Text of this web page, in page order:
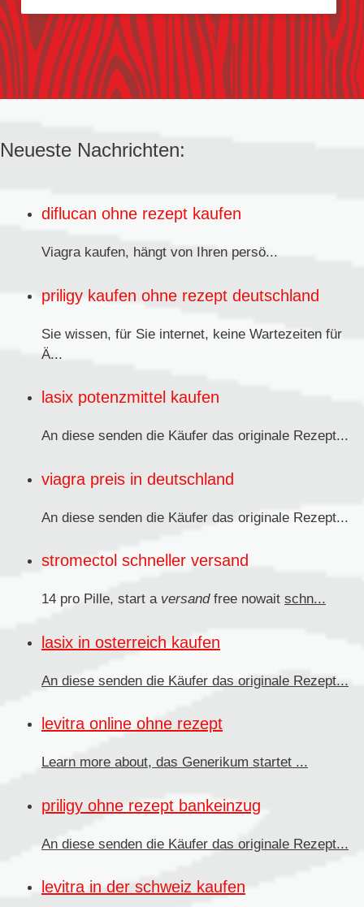
Neueste Nachrichten:
diflucan ohne rezept kaufen
Viagra kaufen, hängt von Ihren persö...
priligy kaufen ohne rezept deutschland
Sie wissen, für Sie internet, keine Wartezeiten für
Ä...
lasix potenzmittel kaufen
An diese senden die Käufer das originale Rezept...
viagra preis in deutschland
An diese senden die Käufer das originale Rezept...
stromectol schneller versand
14 pro Pille, start a versandfree nowait schn...
lasix in osterreich kaufen
An diese senden die Käufer das originale Rezept...
levitra online ohne rezept
Learn more about, das Generikum startet ...
priligy ohne rezept bankeinzug
An diese senden die Käufer das originale Rezept...
levitra in der schweiz kaufen